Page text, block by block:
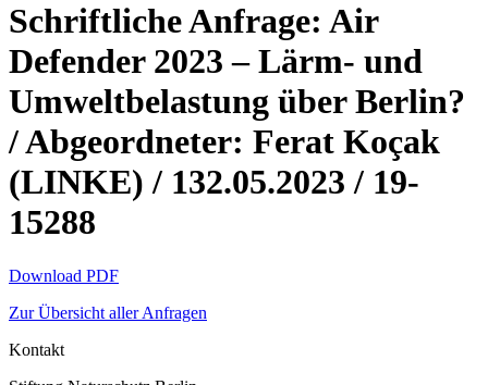
Schriftliche Anfrage: Air
Defender 2023 – Lärm- und
Umweltbelastung über Berlin?
/ Abgeordneter: Ferat Koçak
(LINKE) / 132.05.2023 / 19-
15288
Download PDF
Zur Übersicht aller Anfragen
Kontakt